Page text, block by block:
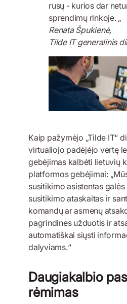
rusų - kurios dar
sprendimų rinkoje. „
Renata Špukienė,
Tilde IT generalinis
Kaip pažymėjo „Tilde IT“
virtualiojo padėjėjo vertę
gebėjimas kalbėti lietuvių
platformos gebėjimai:
susitikimo asistentas
susitikimo ataskaitas ir
komandų ar asmenų
pagrindines užduotis ir
automatiškai siųsti
dalyviams.“
Daugiakalbio
rėmimas